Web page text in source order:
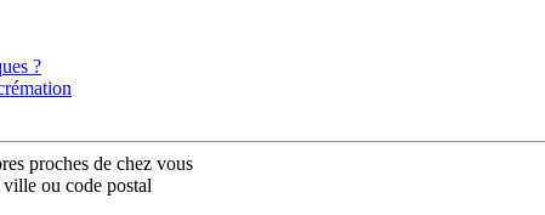
?
proches de chez vous
ou code postal